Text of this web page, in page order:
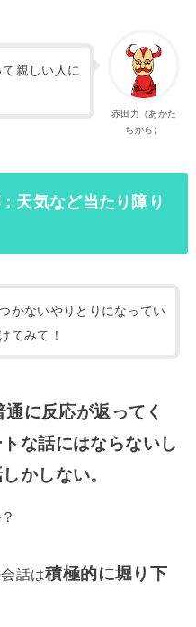
赤田力（あかた
ちから）
親しい人に
天気など当たり障り
かないやりとりになってい
てみて！
に反応が返ってく
な話にはならないし
かしない。
話は積極的に堀り下